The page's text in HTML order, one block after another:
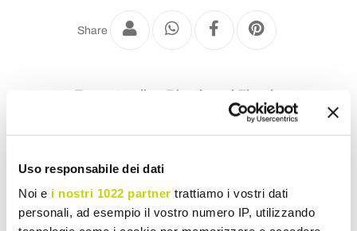
Uso responsabile dei dati
Noi e i nostri 1022 partner trattiamo i vostri dati
personali, ad esempio il vostro numero IP, utilizzando
Share
Free-standing Bioethanol Fireplaces